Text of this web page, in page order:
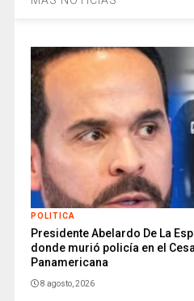
POLITICA
Presidente Abelardo De La
donde murió policía en el
Panamericana
8 agosto, 2026